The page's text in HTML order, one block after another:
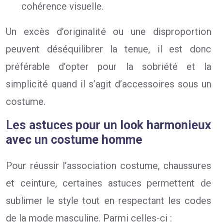
cohérence visuelle.
Un excès d’originalité ou une disproportion
peuvent déséquilibrer la tenue, il est donc
préférable d’opter pour la sobriété et la
simplicité quand il s’agit d’accessoires sous un
costume.
Les astuces pour un look harmonieux
avec un costume homme
Pour réussir l’association costume, chaussures
et ceinture, certaines astuces permettent de
sublimer le style tout en respectant les codes
de la mode masculine. Parmi celles-ci :